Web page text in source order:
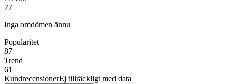
77
Inga omdömen ännu
Popularitet
87
Trend
61
KundrecensionerEj tillräckligt med data